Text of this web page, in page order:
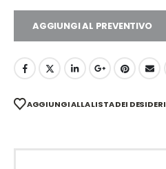
AGGIUNGI AL PREVENTIVO
AGGIUNGI ALLA LISTA DEI DESIDERI